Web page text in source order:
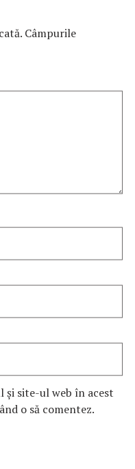
Câmpurile
și site-ul web în acest
o să comentez.